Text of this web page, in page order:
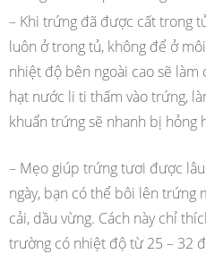
– Khi trứng đã được cất trong
luôn ở trong tủ, không để ở
nhiệt độ bên ngoài cao sẽ
hạt nước li ti thấm vào trứng,
khuẩn trứng sẽ nhanh bị hỏng
– Mẹo giúp trứng tươi được
ngày, bạn có thể bôi lên trứng
cải, dầu vừng. Cách này chỉ
trường có nhiệt độ từ 25 – 32